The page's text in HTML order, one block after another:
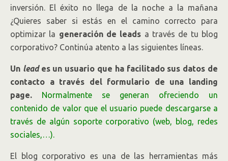
inversión. El éxito no llega de la noche a la mañana
¿Quieres saber si estás en el camino correcto para
optimizar la generación de leads a través de tu blog
corporativo? Continúa atento a las siguientes líneas.
Un leades un usuario que ha facilitado sus datos de
contacto a través del formulario de una
landing
page.
Normalmente se generan ofreciendo un
contenido de valor que el usuario puede descargarse a
través de algún soporte corporativo (web, blog, redes
sociales,…).
El blog corporativo es una de las herramientas más